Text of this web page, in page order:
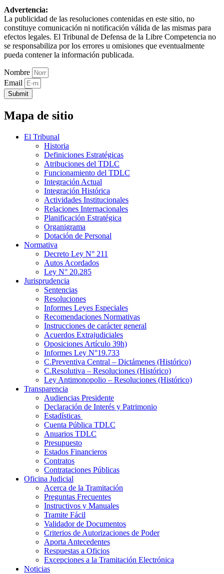
Advertencia:
La publicidad de las resoluciones contenidas en este sitio, no
constituye comunicación ni notificación válida de las mismas para
efectos legales. El Tribunal de Defensa de la Libre Competencia no
se responsabiliza por los errores u omisiones que eventualmente
pueda contener la información publicada.
Nombre
Email
Submit
Mapa de sitio
El Tribunal
Historia
Definiciones Estratégicas
Atribuciones del TDLC
Funcionamiento del TDLC
Integración Actual
Integración Histórica
Actividades Institucionales
Relaciones Internacionales
Planificación Estratégica
Organigrama
Dotación de Personal
Normativa
Decreto Ley N° 211
Autos Acordados
Ley N° 20.285
Jurisprudencia
Sentencias
Resoluciones
Informes Leyes Especiales
Recomendaciones Normativas
Instrucciones de carácter general
Acuerdos Extrajudiciales
Oposiciones Artículo 39h)
Informes Ley N°19.733
C.Preventiva Central – Dictámenes (Histórico)
C.Resolutiva – Resoluciones (Histórico)
Ley Antimonopolio – Resoluciones (Histórico)
Transparencia
Audiencias Presidente
Declaración de Interés y Patrimonio
Estadísticas
Cuenta Pública TDLC
Anuarios TDLC
Presupuesto
Estados Financieros
Contratos
Contrataciones Públicas
Oficina Judicial
Acerca de la Tramitación
Preguntas Frecuentes
Instructivos y Manuales
Tramite Fácil
Validador de Documentos
Criterios de Autorizaciones de Poder
Aporta Antecedentes
Respuestas a Oficios
Excepciones a la Tramitación Electrónica
Noticias